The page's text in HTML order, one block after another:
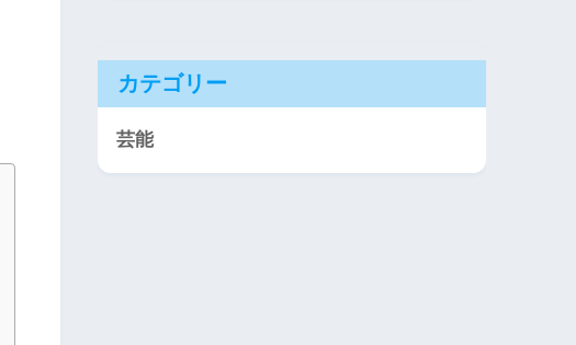
カテゴリー
芸能